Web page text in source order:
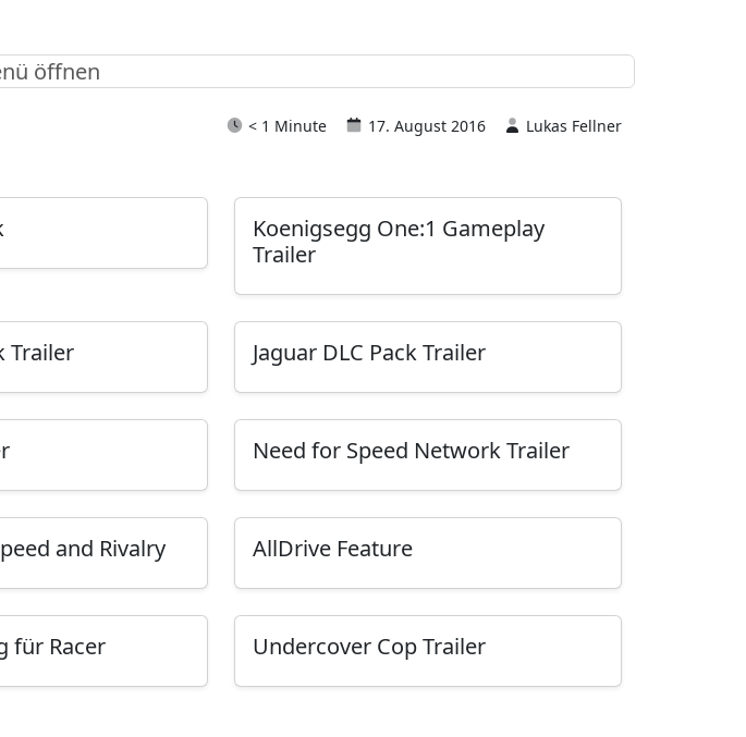
öffnen
< 1 Minute 17. August 2016 Lukas Fellner
Koenigsegg One:1 Gameplay
Trailer
Trailer Jaguar DLC Pack Trailer
Need for Speed Network Trailer
and Rivalry AllDrive Feature
für Racer Undercover Cop Trailer